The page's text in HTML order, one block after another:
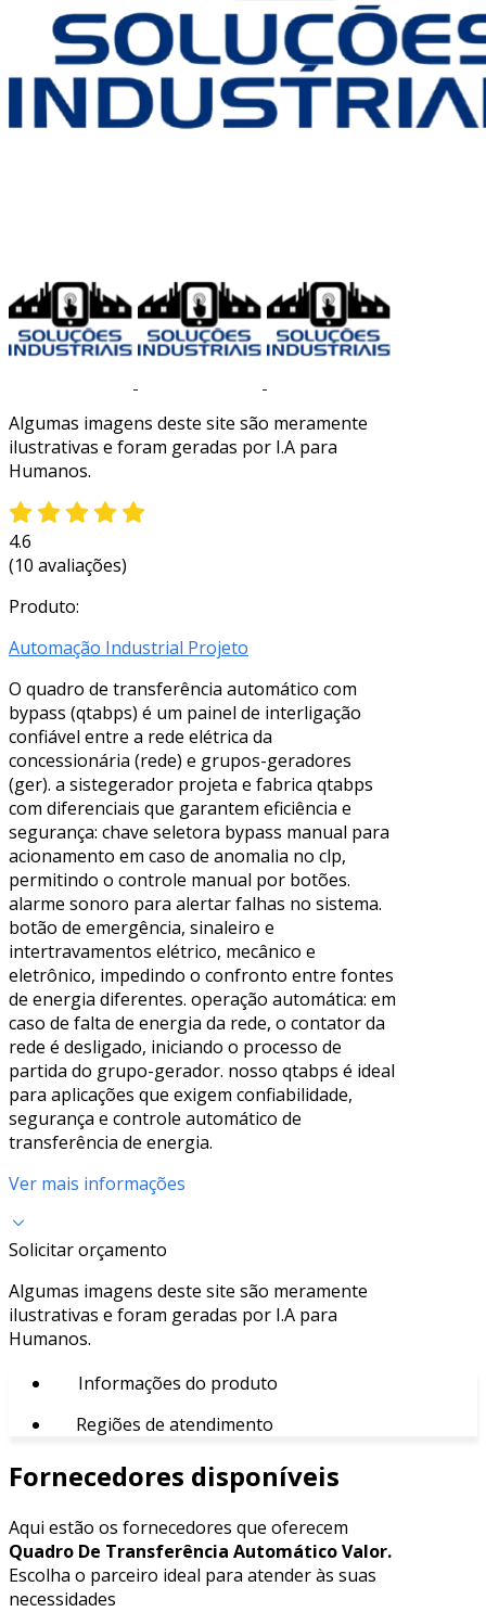
Algumas imagens deste site são meramente
ilustrativas e foram geradas por I.A para
Humanos.
4.6
(10 avaliações)
Produto:
Automação Industrial Projeto
O quadro de transferência automático com
bypass (qtabps) é um painel de interligação
confiável entre a rede elétrica da
concessionária (rede) e grupos-geradores
(ger). a sistegerador projeta e fabrica qtabps
com diferenciais que garantem eficiência e
segurança: chave seletora bypass manual para
acionamento em caso de anomalia no clp,
permitindo o controle manual por botões.
alarme sonoro para alertar falhas no sistema.
botão de emergência, sinaleiro e
intertravamentos elétrico, mecânico e
eletrônico, impedindo o confronto entre fontes
de energia diferentes. operação automática: em
caso de falta de energia da rede, o contator da
rede é desligado, iniciando o processo de
partida do grupo-gerador. nosso qtabps é ideal
para aplicações que exigem confiabilidade,
segurança e controle automático de
transferência de energia.
Ver mais informações
Solicitar orçamento
Algumas imagens deste site são meramente
ilustrativas e foram geradas por I.A para
Humanos.
Informações do produto
Regiões de atendimento
Fornecedores disponíveis
Aqui estão os fornecedores que oferecem
Quadro De Transferência Automático Valor.
Escolha o parceiro ideal para atender às suas
necessidades